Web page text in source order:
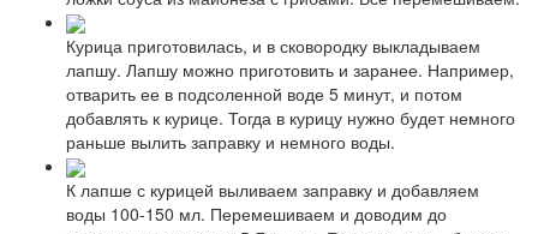
Курица приготовилась, и в сковородку выкладываем
лапшу. Лапшу можно приготовить и заранее. Например,
отварить ее в подсоленной воде 5 минут, и потом
добавлять к курице. Тогда в курицу нужно будет немного
раньше вылить заправку и немного воды.
К лапше с курицей выливаем заправку и добавляем
воды 100-150 мл. Перемешиваем и доводим до